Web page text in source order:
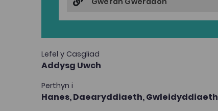
Lefel y Casgliad
Addysg Uwch
Perthyn i
Hanes,Daearyddiaeth,Gwleidyddiaeth